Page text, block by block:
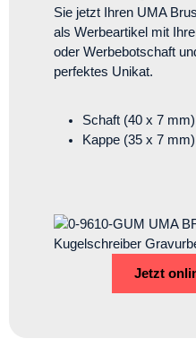
Sie jetzt Ihren UMA
als Werbeartikel mit
oder Werbebotschaft
perfektes Unikat.
Schaft (40 x 7 mm)
Kappe (35 x 7 mm)
Jetzt